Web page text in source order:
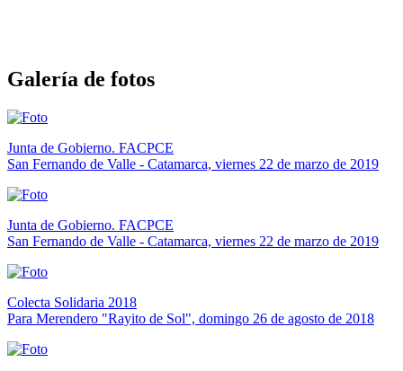
Galería de fotos
Junta de Gobierno. FACPCE
San Fernando de Valle - Catamarca, viernes 22 de marzo de 2019
Junta de Gobierno. FACPCE
San Fernando de Valle - Catamarca, viernes 22 de marzo de 2019
Colecta Solidaria 2018
Para Merendero "Rayito de Sol", domingo 26 de agosto de 2018